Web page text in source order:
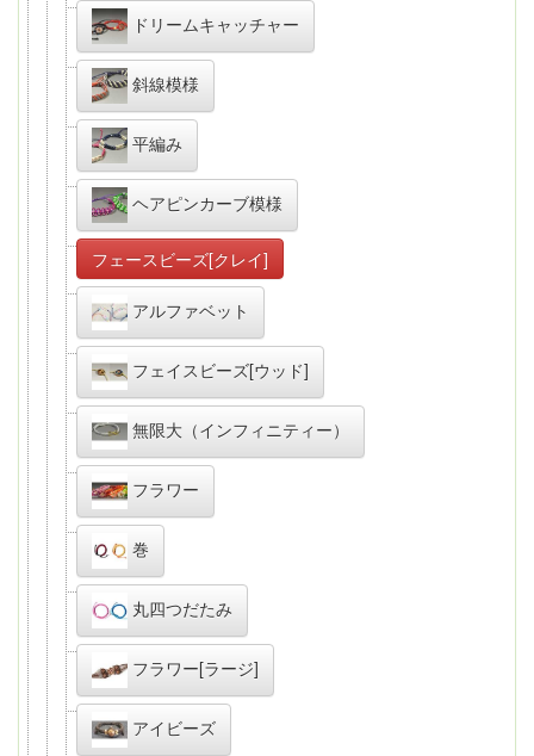
ドリームキャッチャー
斜線模様
平編み
ヘアピンカーブ模様
フェースビーズ[クレイ]
アルファベット
フェイスビーズ[ウッド]
無限大（インフィニティー）
フラワー
巻
丸四つだたみ
フラワー[ラージ]
アイビーズ